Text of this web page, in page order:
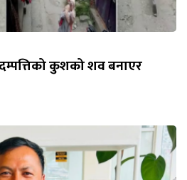
कुशको शव बनाएर